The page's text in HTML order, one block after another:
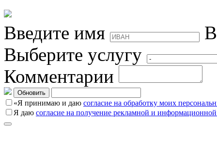
Введите имя
Выберите услугу
Комментарии
Обновить
«Я принимаю и даю согласие на обработку моих
Я даю согласие на получение рекламной и